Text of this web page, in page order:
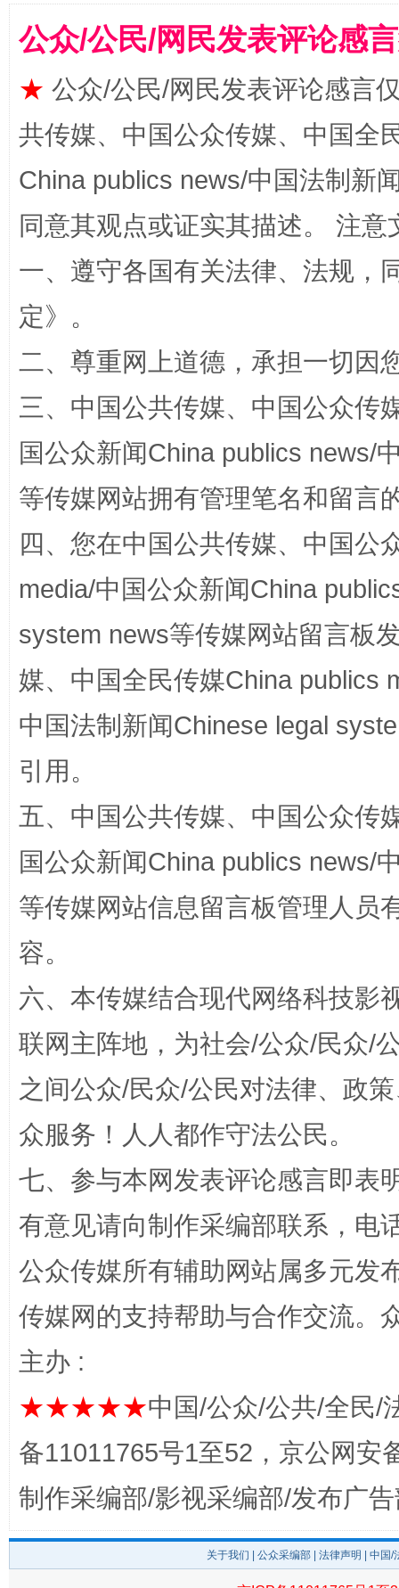
全民健身五年计划来了！等你上场
阿坝州三大球赛在茂县开幕 规模
国家大学科技园优化重塑工作
扯下公款旅游的“隐身衣” 如何以
完善运行机制助力责任有效落实 一纸欠
东山县通报“牛蛙产品抗生素超标问题” 法
公众/公民/网民发表评论感
★ 公众/公民/网民发表评论感言
共传媒、中国公众传媒、中国全
China publics news/中国法制新
同意其观点或证实其描述。 注
一、遵守各国有关法律、法规，
定》。
二、尊重网上道德，承担一切因
三、中国公共传媒、中国公众传
国公众新闻China publics news/
等传媒网站拥有管理笔名和留言
四、您在中国公共传媒、中国公
media/中国公众新闻China
system news等传媒网站留言板
媒、中国全民传媒China publics
中国法制新闻Chinese legal
引用。
五、中国公共传媒、中国公众传
国公众新闻China publics news/
等传媒网站信息留言板管理人员
容。
六、本传媒结合现代网络科技影
联网主阵地，为社会/公众/民众/
之间公众/民众/公民对法律、政
众服务！人人都作守法公民。
七、参与本网发表评论感言即表
有意见请向制作采编部联系，电
公众传媒所有辅助网站属多元发
传媒网的支持帮助与合作交流。
主办 :
★★★★★中国/公众/公共/全民/
备11011765号1至52，京公网安
制作采编部/影视采编部/发布广
关于我们 公众采编部 法律声明 | 中国